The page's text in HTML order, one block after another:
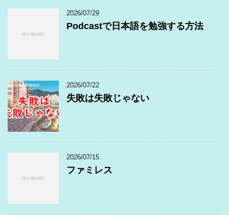
2026/07/29
Podcastで日本語を勉強する方法
2026/07/22
失敗は失敗じゃない
2026/07/15
ファミレス